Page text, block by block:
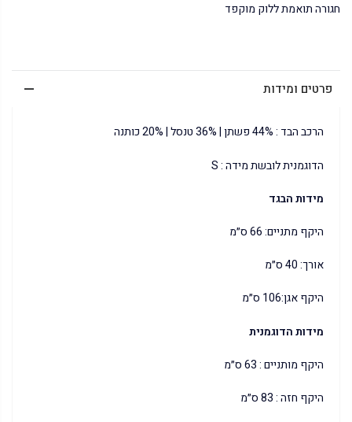
חגורה תואמת ללוק מוקפד
פרטים ומידות
הרכב הבד : 44% פשתן | 36% טנסל | 20% כותנה
הדוגמנית לובשת מידה : S
מידות הבגד
היקף מתניים: 66 ס״מ
אורך: 40 ס״מ
היקף אגן:106 ס״מ
מידות הדוגמנית
היקף מותניים : 63 ס״מ
היקף חזה : 83 ס״מ